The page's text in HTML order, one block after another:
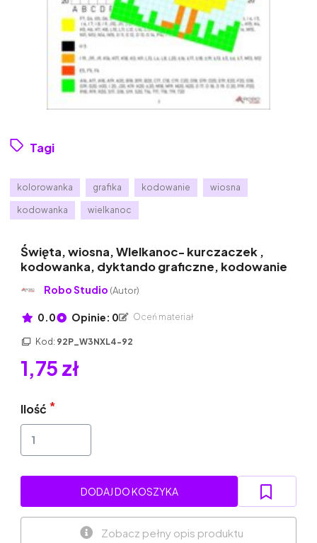
Tagi
kolorowanka grafika kodowanie wiosna
kodowanka wielkanoc
Święta, wiosna, WIelkanoc- kurczaczek ,
kodowanka, dyktando graficzne, kodowanie
Robo Studio (Autor)
0.0 Opinie: 0 Oceń materiał
Kod: 92P_W3NXL4-92
1,75 zł
Ilość
DODAJ DO KOSZYKA
Zobacz pełny opis produktu